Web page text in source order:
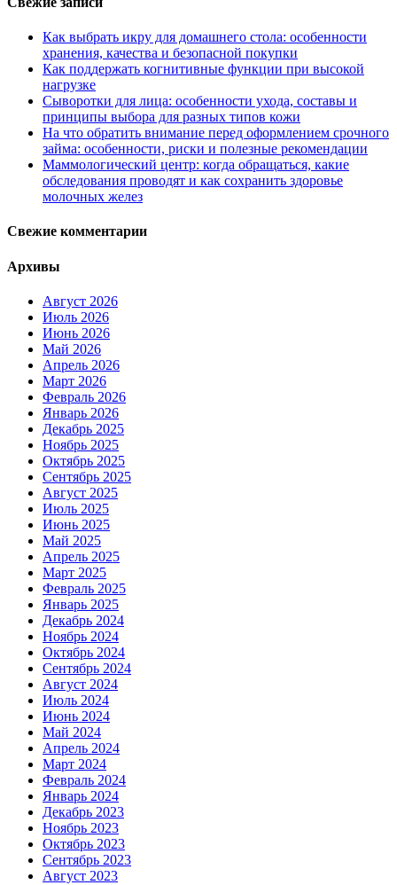
Как выбрать икру для домашнего стола: особенности
хранения, качества и безопасной покупки
Как поддержать когнитивные функции при высокой
нагрузке
Сыворотки для лица: особенности ухода, составы и
принципы выбора для разных типов кожи
На что обратить внимание перед оформлением срочного
займа: особенности, риски и полезные рекомендации
Маммологический центр: когда обращаться, какие
обследования проводят и как сохранить здоровье
молочных желез
Свежие комментарии
Архивы
Август 2026
Июль 2026
Июнь 2026
Май 2026
Апрель 2026
Март 2026
Февраль 2026
Январь 2026
Декабрь 2025
Ноябрь 2025
Октябрь 2025
Сентябрь 2025
Август 2025
Июль 2025
Июнь 2025
Май 2025
Апрель 2025
Март 2025
Февраль 2025
Январь 2025
Декабрь 2024
Ноябрь 2024
Октябрь 2024
Сентябрь 2024
Август 2024
Июль 2024
Июнь 2024
Май 2024
Апрель 2024
Март 2024
Февраль 2024
Январь 2024
Декабрь 2023
Ноябрь 2023
Октябрь 2023
Сентябрь 2023
Август 2023